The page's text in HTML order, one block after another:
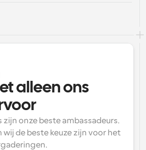
alleen ons
zijn onze beste ambassadeurs.
de beste keuze zijn voor het